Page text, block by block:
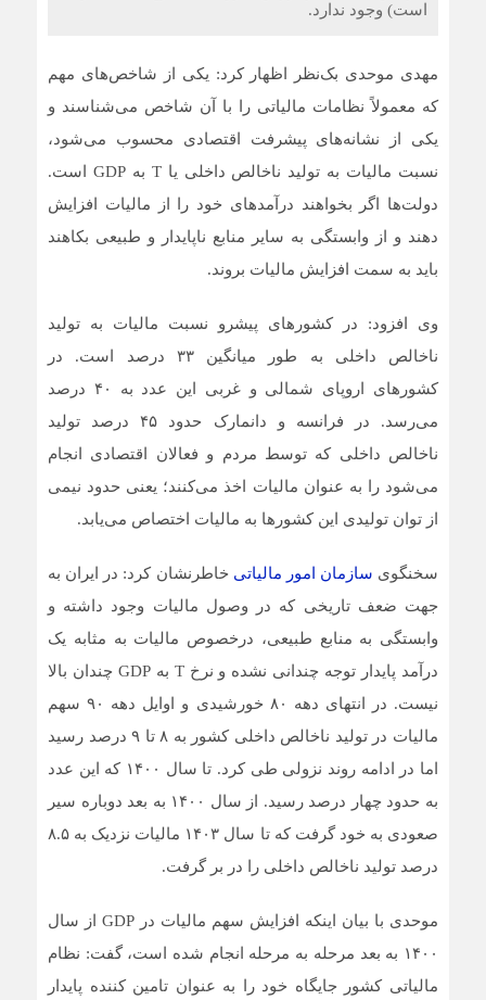
است) وجود ندارد.
مهدی موحدی بک‌نظر اظهار کرد: یکی از شاخص‌های مهم
که معمولاً نظامات مالیاتی را با آن شاخص می‌شناسند و
یکی از نشانه‌های پیشرفت اقتصادی محسوب می‌شود،
نسبت مالیات به تولید ناخالص داخلی یا T به GDP است.
دولت‌ها اگر بخواهند درآمدهای خود را از مالیات افزایش
دهند و از وابستگی به سایر منابع ناپایدار و طبیعی بکاهند
باید به سمت افزایش مالیات بروند.
وی افزود: در کشورهای پیشرو نسبت مالیات به تولید
ناخالص داخلی به طور میانگین ۳۳ درصد است. در
کشورهای اروپای شمالی و غربی این عدد به ۴۰ درصد
می‌رسد. در فرانسه و دانمارک حدود ۴۵ درصد تولید
ناخالص داخلی که توسط مردم و فعالان اقتصادی انجام
می‌شود را به عنوان مالیات اخذ می‌کنند؛ یعنی حدود نیمی
از توان تولیدی این کشورها به مالیات اختصاص می‌یابد.
سخنگوی سازمان امور مالیاتی خاطرنشان کرد: در ایران به
جهت ضعف تاریخی که در وصول مالیات وجود داشته و
وابستگی به منابع طبیعی، درخصوص مالیات به مثابه یک
درآمد پایدار توجه چندانی نشده و نرخ T به GDP چندان بالا
نیست. در انتهای دهه ۸۰ خورشیدی و اوایل دهه ۹۰ سهم
مالیات در تولید ناخالص داخلی کشور به ۸ تا ۹ درصد رسید
اما در ادامه روند نزولی طی کرد. تا سال ۱۴۰۰ که این عدد
به حدود چهار درصد رسید. از سال ۱۴۰۰ به بعد دوباره سیر
صعودی به خود گرفت که تا سال ۱۴۰۳ مالیات نزدیک به ۸.۵
درصد تولید ناخالص داخلی را در بر گرفت.
موحدی با بیان اینکه افزایش سهم مالیات در GDP از سال
۱۴۰۰ به بعد مرحله به مرحله انجام شده است، گفت: نظام
مالیاتی کشور جایگاه خود را به عنوان تامین کننده پایدار